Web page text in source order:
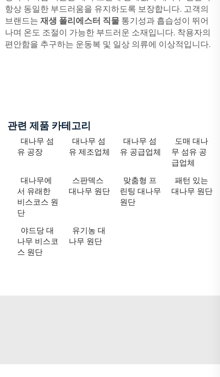
항상 동일한 부드러움을 유지하도록 보장합니다. 고객의
브랜드는 재생 폴리에스터 직물 통기성과 흡습성이 뛰어
나며 온도 조절이 가능한 부드러운 소재입니다. 착용자의
편안함을 추구하는 운동복 및 일상 의류에 이상적입니다.
관련 제품 카테고리
대나무 섬
유 공장
대나무 섬
유 제조업체
대나무 섬
유 공급업체
도매 대나
무 섬유 공
급업체
대나무에
서 유래한
비스코스 원
단
스판덱스
대나무 원단
맞춤형 프
린팅 대나무
원단
패턴 있는
대나무 원단
야드당 대
나무 비스코
스 원단
유기농 대
나무 원단